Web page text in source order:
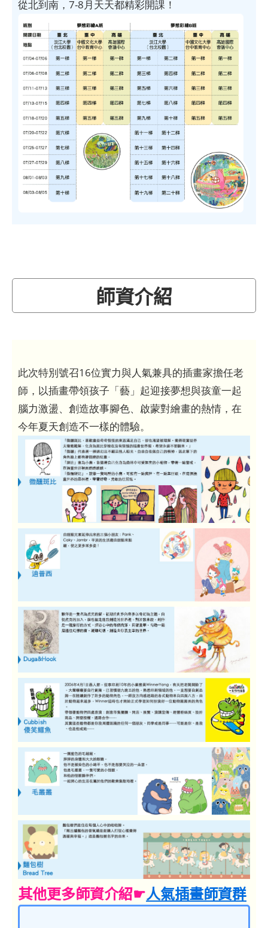
從北到南，7-8月天天都精彩開課！
師資介紹
此次特別號召16位實力與人氣兼具的插畫家擔任老
師，以插畫帶領孩子「藝」起迎接夢想與孩童一起
腦力激盪、創造故事腳色、啟蒙對繪畫的熱情，在
今年夏天創造不一樣的體驗。
其他更多師資介紹☛人氣插畫師資群